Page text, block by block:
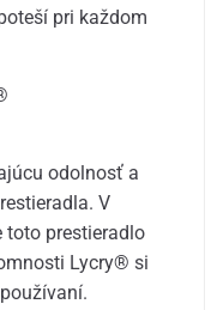
pri každom
odolnosť a
V
toto prestieradlo
Lycry® si